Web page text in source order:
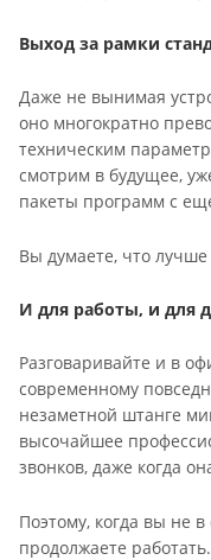
Выход за рамки
Даже не вынимая
оно многократно
техническим
смотрим в будущее,
пакеты программ с
Вы думаете, что
И для работы, и для
Разговаривайте и в
современному
незаметной штанге
высочайшее
звонков, даже когда
Поэтому, когда вы не
продолжаете работать.